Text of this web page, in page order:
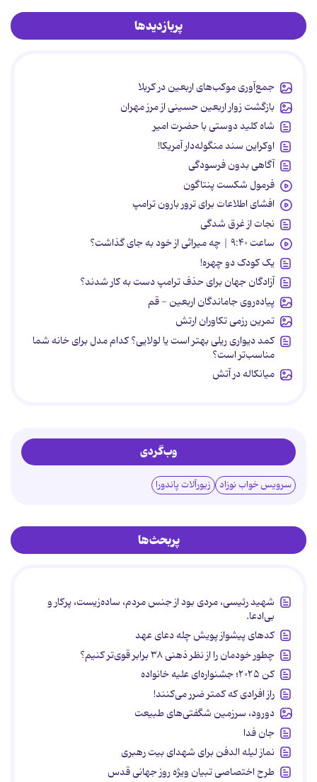
پربازدیدها
جمع‌آوری موکب‌های اربعین در کربلا
بازگشت زوار اربعین حسینی از مرز مهران
شاه کلید دوستی با حضرت امیر
اوکراین سند منگوله‌دار آمریکا!
آگاهی بدون فرسودگی
فرمول شکست پنتاگون
افشای اطلاعات برای ترور بارون ترامپ
نجات از غرق شدگی
ساعت ۹:۴۰ | چه میراثی از خود به جای گذاشت؟
یک کودک دو چهره!
آزادگان جهان برای حذف ترامپ دست به کار شدند؟
پیاده‌روی جاماندگان اربعین - قم
تمرین رزمی تکاوران ارتش
کمد دیواری ریلی بهتر است یا لولایی؟ کدام مدل برای خانه شما
مناسب‌تر است؟
میانکاله در آتش
وب‌گردی
سرویس خواب نوزاد زیورآلات پاندورا
پربحث‌ها
شهید رئیسی، مردی بود از جنس مردم، ساده‌زیست، پرکار و
بی‌ادعا.
کدهای پیشواز پویش چله دعای عهد
چطور خودمان را از نظر ذهنی ۳۸ برابر قوی‌تر کنیم؟
کن ۲۰۲۵؛ جشنواره‌ای علیه خانواده
راز افرادی که کمتر ضرر می‌کنند!
دورود، سرزمین شگفتی‌های طبیعت
جان فدا
نماز لیله الدفن برای شهدای بیت رهبری
طرح اختصاصی تبیان ویژه روز جهانی قدس